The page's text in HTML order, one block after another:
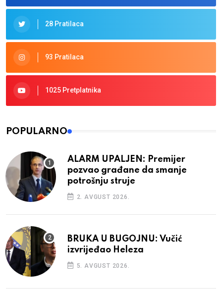
28 Pratilaca
93 Pratilaca
1025 Pretplatnika
POPULARNO
ALARM UPALJEN: Premijer
pozvao građane da smanje
potrošnju struje
2. AVGUST 2026.
BRUKA U BUGOJNU: Vučić
izvrijeđao Heleza
5. AVGUST 2026.